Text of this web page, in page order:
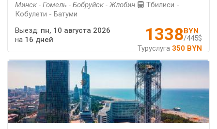
Минск - Гомель - Бобруйск - Жлобин
Тбилиси -
Кобулети - Батуми
1338BYN
/445$
Туруслуга 350 BYN
Выезд: пн, 10 августа 2026
на 16 дней